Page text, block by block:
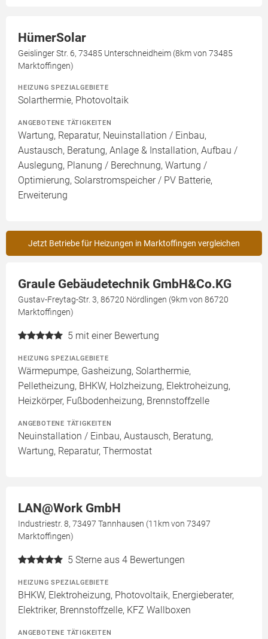
HümerSolar
Geislinger Str. 6, 73485 Unterschneidheim (8km von 73485
Marktoffingen)
HEIZUNG SPEZIALGEBIETE
Solarthermie, Photovoltaik
ANGEBOTENE TÄTIGKEITEN
Wartung, Reparatur, Neuinstallation / Einbau,
Austausch, Beratung, Anlage & Installation, Aufbau /
Auslegung, Planung / Berechnung, Wartung /
Optimierung, Solarstromspeicher / PV Batterie,
Erweiterung
Jetzt Betriebe für Heizungen in Marktoffingen vergleichen
Graule Gebäudetechnik GmbH&Co.KG
Gustav-Freytag-Str. 3, 86720 Nördlingen (9km von 86720
Marktoffingen)
5 mit einer Bewertung
HEIZUNG SPEZIALGEBIETE
Wärmepumpe, Gasheizung, Solarthermie,
Pelletheizung, BHKW, Holzheizung, Elektroheizung,
Heizkörper, Fußbodenheizung, Brennstoffzelle
ANGEBOTENE TÄTIGKEITEN
Neuinstallation / Einbau, Austausch, Beratung,
Wartung, Reparatur, Thermostat
LAN@Work GmbH
Industriestr. 8, 73497 Tannhausen (11km von 73497
Marktoffingen)
5 Sterne aus 4 Bewertungen
HEIZUNG SPEZIALGEBIETE
BHKW, Elektroheizung, Photovoltaik, Energieberater,
Elektriker, Brennstoffzelle, KFZ Wallboxen
ANGEBOTENE TÄTIGKEITEN